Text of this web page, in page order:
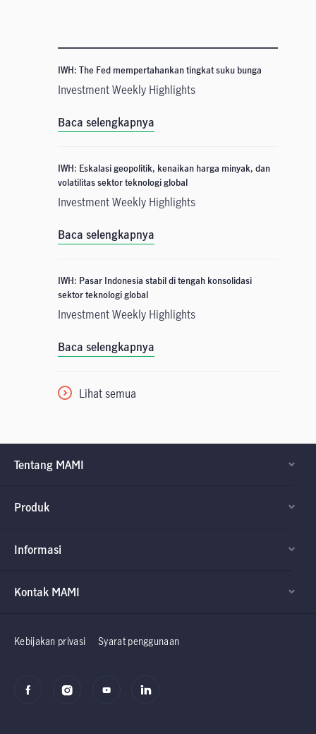
IWH: The Fed mempertahankan tingkat suku bunga
Investment Weekly Highlights
Baca selengkapnya
IWH: Eskalasi geopolitik, kenaikan harga minyak, dan
volatilitas sektor teknologi global
Investment Weekly Highlights
Baca selengkapnya
IWH: Pasar Indonesia stabil di tengah konsolidasi
sektor teknologi global
Investment Weekly Highlights
Baca selengkapnya
Lihat semua
Tentang MAMI
Produk
Informasi
Factsheet dan
Kontak MAMI
Kebijakan privasi Syarat penggunaan